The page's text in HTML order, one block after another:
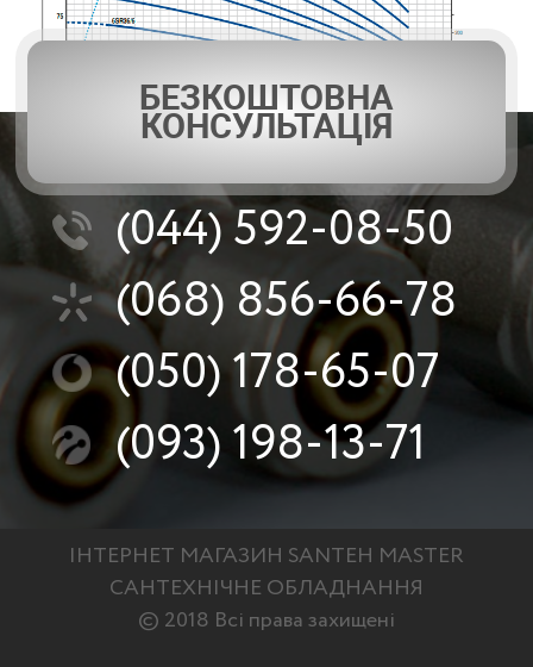
Рабочие характеристики и технические данные
БЕЗКОШТОВНА
КОНСУЛЬТАЦІЯ
(044)592-08-50
(068) 856-66-78
(050)178-65-07
(093)198-13-71
ІНТЕРНЕТ МАГАЗИН SANTEH MASTER
САНТЕХНІЧНЕ ОБЛАДНАННЯ
© 2018 Всі права захищені